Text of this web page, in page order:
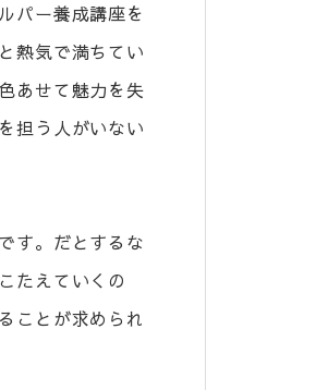
パー養成講座を
熱気で満ちてい
あせて魅力を失
担う人がいない
す。だとするな
たえていくの
ことが求められ